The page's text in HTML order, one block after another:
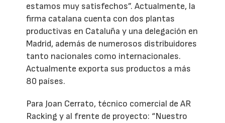
estamos muy satisfechos”. Actualmente, la
firma catalana cuenta con dos plantas
productivas en Cataluña y una delegación en
Madrid, además de numerosos distribuidores
tanto nacionales como internacionales.
Actualmente exporta sus productos a más
80 países.
Para Joan Cerrato, técnico comercial de AR
Racking y al frente de proyecto: “Nuestro